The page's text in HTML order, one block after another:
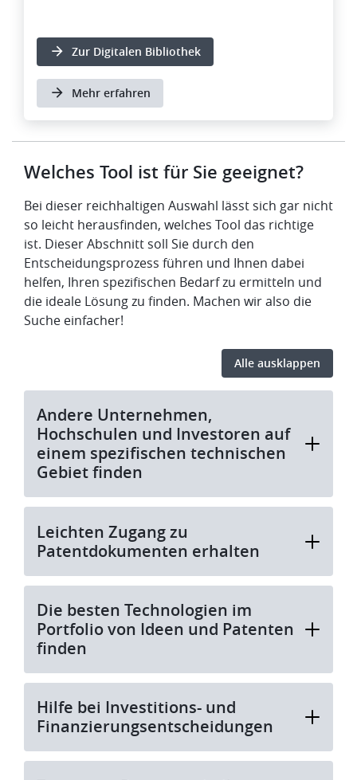
Zur Digitalen Bibliothek
Mehr erfahren
Welches Tool ist für Sie geeignet?
Bei dieser reichhaltigen Auswahl lässt sich gar nicht
so leicht herausfinden, welches Tool das richtige
ist. Dieser Abschnitt soll Sie durch den
Entscheidungsprozess führen und Ihnen dabei
helfen, Ihren spezifischen Bedarf zu ermitteln und
die ideale Lösung zu finden. Machen wir also die
Suche einfacher!
Alle ausklappen
Andere Unternehmen,
Hochschulen und Investoren auf
einem spezifischen technischen
Gebiet finden
Leichten Zugang zu
Patentdokumenten erhalten
Die besten Technologien im
Portfolio von Ideen und Patenten
finden
Hilfe bei Investitions- und
Finanzierungsentscheidungen